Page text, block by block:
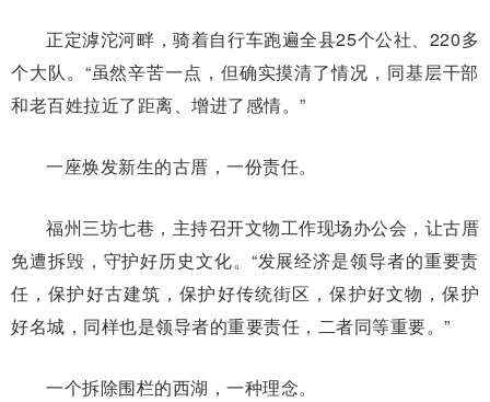
正定滹沱河畔，骑着自行车跑遍全县25个公社、220多
个大队。“虽然辛苦一点，但确实摸清了情况，同基层干部
和老百姓拉近了距离、增进了感情。”
一座焕发新生的古厝，一份责任。
福州三坊七巷，主持召开文物工作现场办公会，让古厝
免遭拆毁，守护好历史文化。“发展经济是领导者的重要责
任，保护好古建筑，保护好传统街区，保护好文物，保护
好名城，同样也是领导者的重要责任，二者同等重要。”
一个拆除围栏的西湖，一种理念。